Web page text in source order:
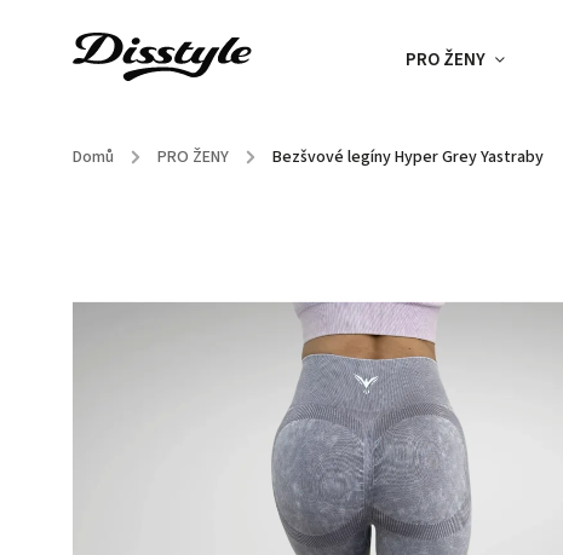
PRO ŽENY
Domů / PRO ŽENY / Bezšvové legíny Hyper Grey Yastraby